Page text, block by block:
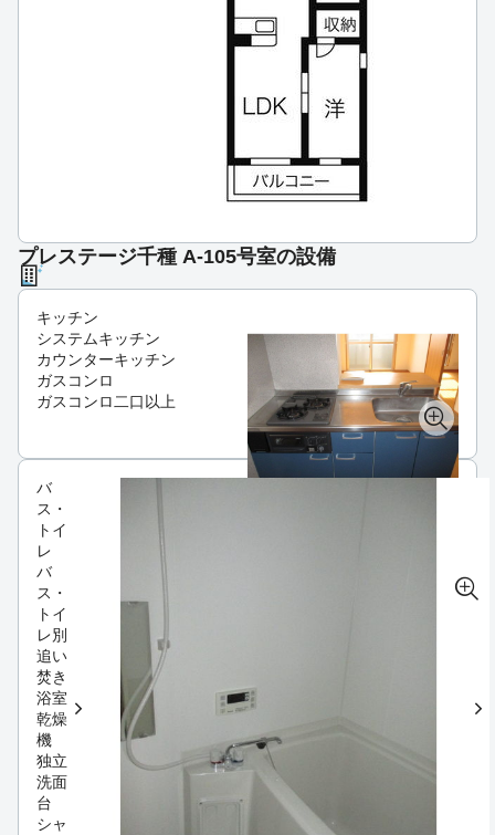
プレステージ千種 A-105号室の設備
キッチン
システムキッチン
カウンターキッチン
ガスコンロ
ガスコンロ二口以上
バ
ス・
トイ
レ
バ
ス・
トイ
レ別
追い
焚き
浴室
乾燥
機
独立
洗面
台
シャ